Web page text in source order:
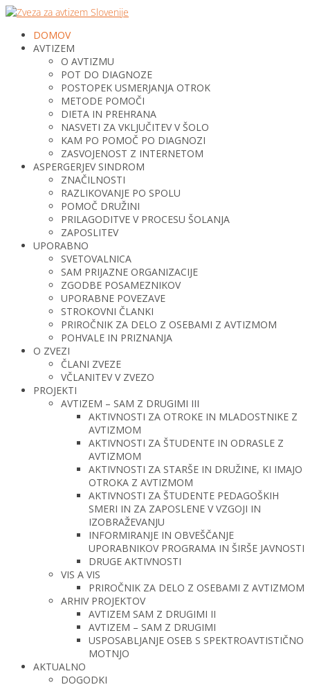
DOMOV
AVTIZEM
O AVTIZMU
POT DO DIAGNOZE
POSTOPEK USMERJANJA OTROK
METODE POMOČI
DIETA IN PREHRANA
NASVETI ZA VKLJUČITEV V ŠOLO
KAM PO POMOČ PO DIAGNOZI
ZASVOJENOST Z INTERNETOM
ASPERGERJEV SINDROM
ZNAČILNOSTI
RAZLIKOVANJE PO SPOLU
POMOČ DRUŽINI
PRILAGODITVE V PROCESU ŠOLANJA
ZAPOSLITEV
UPORABNO
SVETOVALNICA
SAM PRIJAZNE ORGANIZACIJE
ZGODBE POSAMEZNIKOV
UPORABNE POVEZAVE
STROKOVNI ČLANKI
PRIROČNIK ZA DELO Z OSEBAMI Z AVTIZMOM
POHVALE IN PRIZNANJA
O ZVEZI
ČLANI ZVEZE
VČLANITEV V ZVEZO
PROJEKTI
AVTIZEM – SAM Z DRUGIMI III
AKTIVNOSTI ZA OTROKE IN MLADOSTNIKE Z
AVTIZMOM
AKTIVNOSTI ZA ŠTUDENTE IN ODRASLE Z
AVTIZMOM
AKTIVNOSTI ZA STARŠE IN DRUŽINE, KI IMAJO
OTROKA Z AVTIZMOM
AKTIVNOSTI ZA ŠTUDENTE PEDAGOŠKIH
SMERI IN ZA ZAPOSLENE V VZGOJI IN
IZOBRAŽEVANJU
INFORMIRANJE IN OBVEŠČANJE
UPORABNIKOV PROGRAMA IN ŠIRŠE JAVNOSTI
DRUGE AKTIVNOSTI
VIS A VIS
PRIROČNIK ZA DELO Z OSEBAMI Z AVTIZMOM
ARHIV PROJEKTOV
AVTIZEM SAM Z DRUGIMI II
AVTIZEM – SAM Z DRUGIMI
USPOSABLJANJE OSEB S SPEKTROAVTISTIČNO
MOTNJO
AKTUALNO
DOGODKI